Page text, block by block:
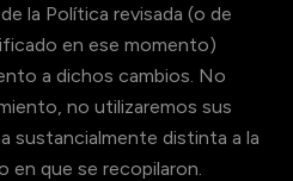
la Política revisada (o de
en ese momento)
a dichos cambios. No
no utilizaremos sus
sustancialmente distinta a la
en que se recopilaron.